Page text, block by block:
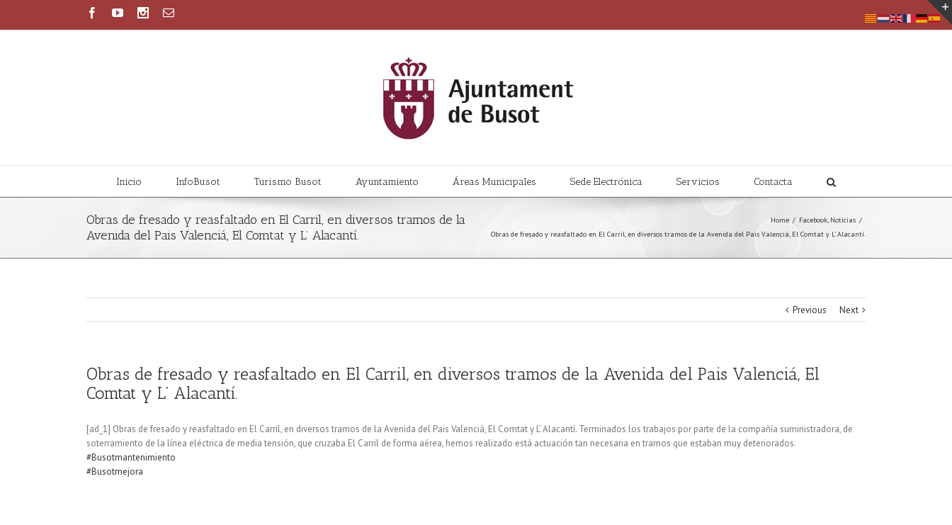
Inicio InfoBusot Turismo Busot Ayuntamiento Áreas Municipales Sede Electrónica Servicios Contacta
Obras de fresado y reasfaltado en El Carril, en diversos tramos de la
Avenida del Pais Valenciá, El Comtat y L’ Alacantí.
Home / Facebook, Noticias /
Obras de fresado y reasfaltado en El Carril, en diversos tramos de la Avenida del Pais Valenciá, El Comtat y L’ Alacantí.
Previous Next
Obras de fresado y reasfaltado en El Carril, en diversos tramos de la Avenida del Pais Valenciá, El
Comtat y L’ Alacantí.
[ad_1] Obras de fresado y reasfaltado en El Carril, en diversos tramos de la Avenida del Pais Valenciá, El Comtat y L’ Alacantí. Terminados los trabajos por parte de la compañía suministradora, de
soterramiento de la línea eléctrica de media tensión, que cruzaba El Carril de forma aérea, hemos realizado está actuación tan necesaria en tramos que estaban muy deteriorados.
#Busotmantenimiento
#Busotmejora